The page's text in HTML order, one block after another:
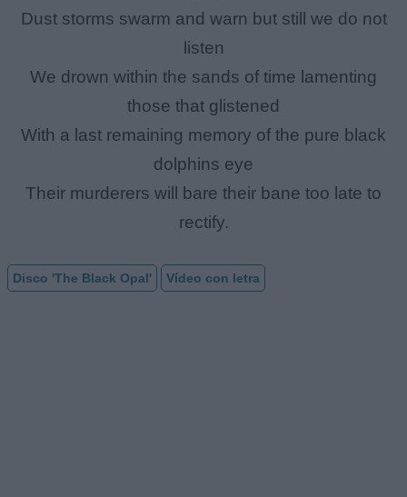
Dust storms swarm and warn but still we do not
listen
We drown within the sands of time lamenting
those that glistened
With a last remaining memory of the pure black
dolphins eye
Their murderers will bare their bane too late to
rectify.
Disco 'The Black Opal' Vídeo con letra